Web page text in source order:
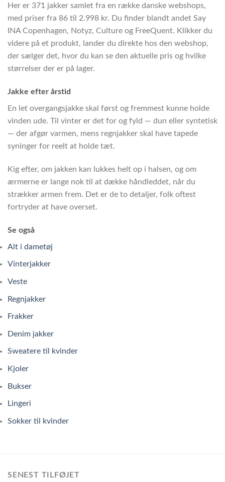
Her er 371 jakker samlet fra en række danske webshops,
med priser fra 86 til 2.998 kr. Du finder blandt andet Say
INA Copenhagen, Notyz, Culture og FreeQuent. Klikker du
videre på et produkt, lander du direkte hos den webshop,
der sælger det, hvor du kan se den aktuelle pris og hvilke
størrelser der er på lager.
Jakke efter årstid
En let overgangsjakke skal først og fremmest kunne holde
vinden ude. Til vinter er det for og fyld — dun eller syntetisk
— der afgør varmen, mens regnjakker skal have tapede
syninger for reelt at holde tæt.
Kig efter, om jakken kan lukkes helt op i halsen, og om
ærmerne er lange nok til at dække håndleddet, når du
strækker armen frem. Det er de to detaljer, folk oftest
fortryder at have overset.
Se også
Alt i dametøj
Vinterjakker
Veste
Regnjakker
Frakker
Denim jakker
Sweatere til kvinder
Kjoler
Bukser
Lingeri
Sokker til kvinder
SENEST TILFØJET